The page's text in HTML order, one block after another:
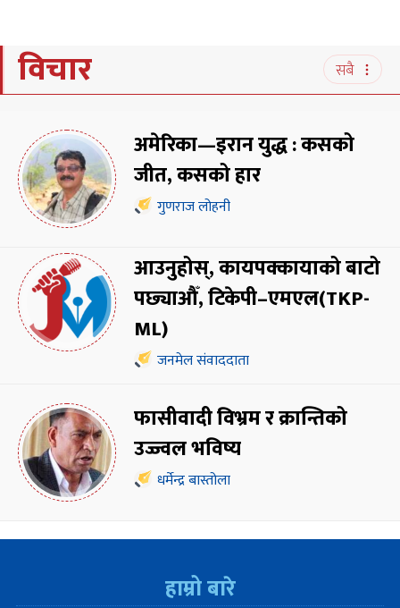
विचार सबै
अमेरिका—इरान युद्ध : कसको
जीत, कसको हार
गुणराज लोहनी
आउनुहोस्, कायपक्कायाको बाटो
पछ्याऔँ, टिकेपी–एमएल(TKP-
ML)
जनमेल संवाददाता
फासीवादी विभ्रम र क्रान्तिको
उज्ज्वल भविष्य
धर्मेन्द्र बास्तोला
हाम्रो बारे